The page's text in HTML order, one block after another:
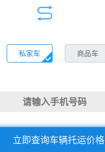
私家车 商品车
立即查询车辆托运价格